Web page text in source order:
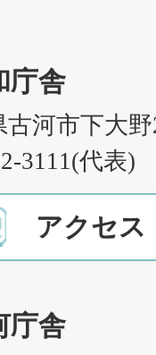
庁舎
古河市下大
3111(代表)
アクセス
庁舎